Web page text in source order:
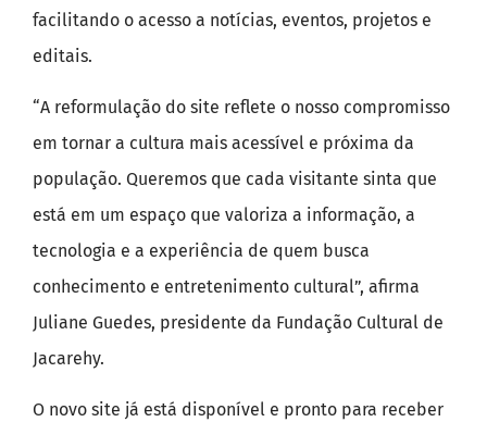
facilitando o acesso a notícias, eventos, projetos e
editais.
“A reformulação do site reflete o nosso compromisso
em tornar a cultura mais acessível e próxima da
população. Queremos que cada visitante sinta que
está em um espaço que valoriza a informação, a
tecnologia e a experiência de quem busca
conhecimento e entretenimento cultural”, afirma
Juliane Guedes, presidente da Fundação Cultural de
Jacarehy.
O novo site já está disponível e pronto para receber